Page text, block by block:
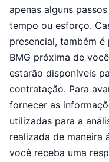
apenas alguns
tempo ou esforço.
presencial, também
BMG próxima de
estarão disponíveis
contratação. Para
fornecer as
utilizadas para a
realizada de maneira
você receba uma